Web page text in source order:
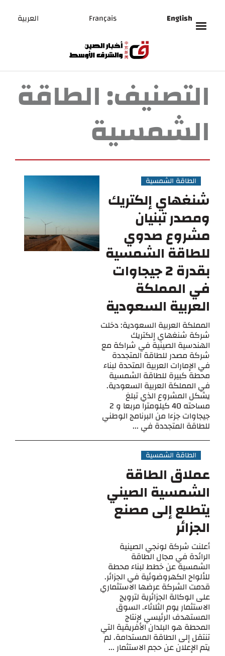
English
Français العربية
التصنيف:الطاقة
الشمسية
الطاقة الشمسية
شنغهاي إلكتريك
ومصدر تبنيان
مشروع صدوي
للطاقة الشمسية
بقدرة 2 جيجاوات
في المملكة
العربية السعودية
المملكة العربية السعودية: دخلت
شركة شنغهاي إلكتريك
الهندسية الصينية في شراكة مع
شركة مصدر للطاقة المتجددة
في الإمارات العربية المتحدة لبناء
محطة كبيرة للطاقة الشمسية
في المملكة العربية السعودية.
يشكل المشروع الذي تبلغ
مساحته 40 كيلومترا مربعا و 2
جيجاوات جزءا من البرنامج الوطني
للطاقة المتجددة في ...
الطاقة الشمسية
عملاق الطاقة
الشمسية الصيني
يتطلع إلى مصنع
الجزائر
أعلنت شركة لونجي الصينية
الرائدة في مجال الطاقة
الشمسية عن خطط لبناء محطة
للألواح الكهروضوئية في الجزائر.
قدمت الشركة عرضها الاستثماري
على الوكالة الجزائرية لترويج
الاستثمار يوم الثلاثاء. السوق
المستهدف الرئيسي لإنتاج
المحطة هو البلدان الأفريقية التي
تنتقل إلى الطاقة المستدامة. لم
يتم الإعلان عن حجم الاستثمار ...